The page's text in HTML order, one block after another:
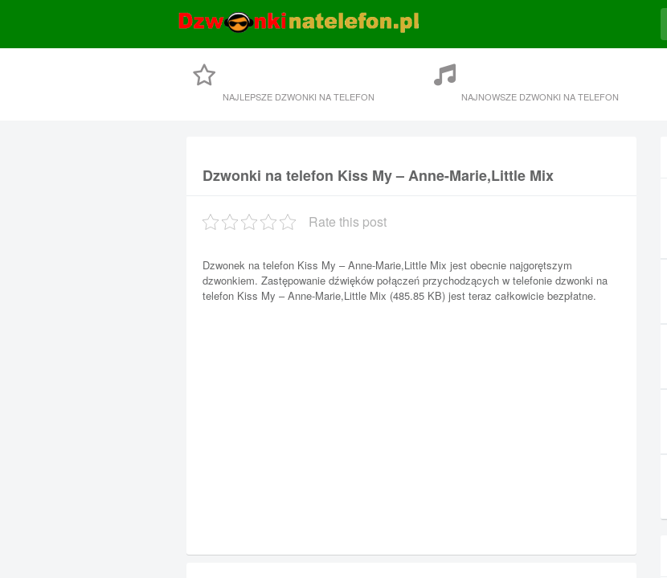
NAJLEPSZE DZWONKI NA TELEFON NAJNOWSZE DZWONKI NA TELEFON
Dzwonki na telefon Kiss My – Anne-Marie,Little Mix
Rate this post
Dzwonek na telefon Kiss My – Anne-Marie,Little Mix jest obecnie najgorętszym
dzwonkiem. Zastępowanie dźwięków połączeń przychodzących w telefonie dzwonki na
telefon Kiss My – Anne-Marie,Little Mix (485.85 KB) jest teraz całkowicie bezpłatne.